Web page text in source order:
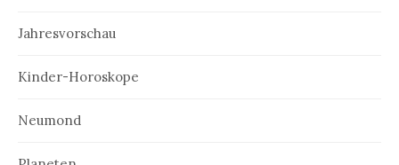
Jahresvorschau
Kinder-Horoskope
Neumond